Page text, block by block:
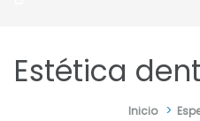
Estética
Inicio >